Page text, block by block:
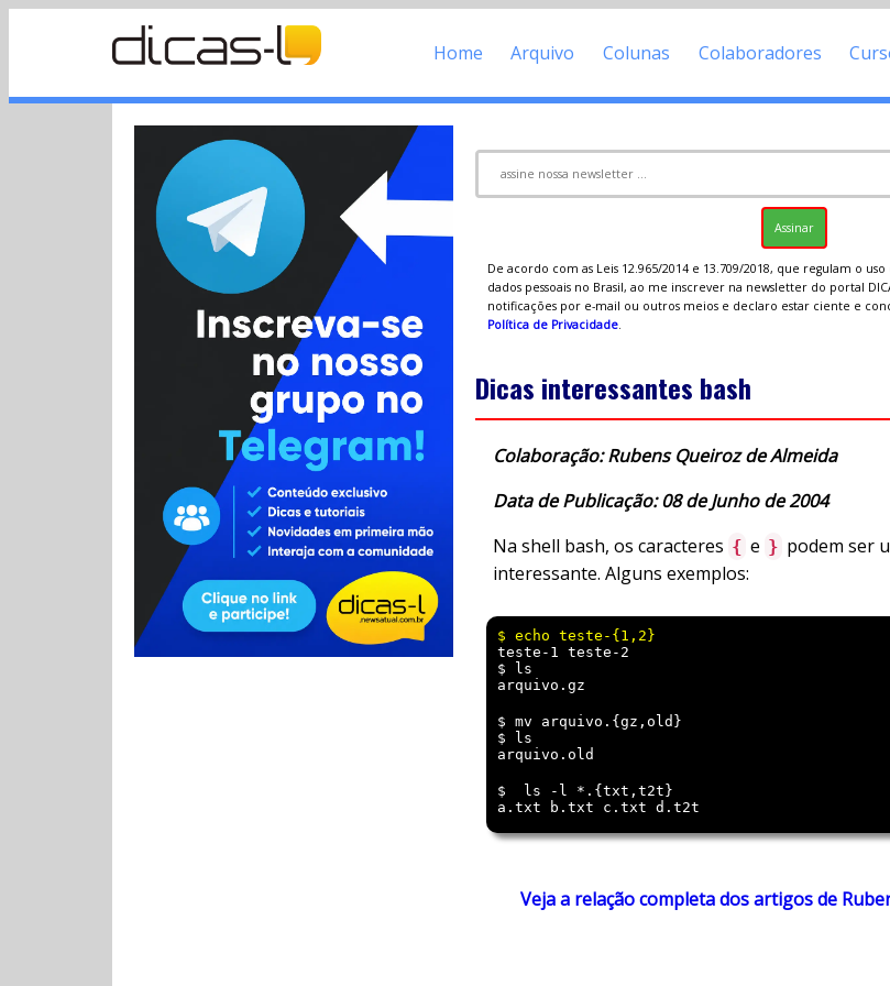
Home Arquivo Colunas Colaboradores
De acordo com as Leis 12.965/2014 e 13.709/2018, que regulam o
dados pessoais no Brasil, ao me inscrever na newsletter do portal
notificações por e-mail ou outros meios e declaro estar ciente e
Política de Privacidade.
Dicas interessantes bash
Colaboração: Rubens Queiroz de Almeida
Data de Publicação: 08 de Junho de 2004
Na shell bash, os caracteres { e } podem ser
interessante. Alguns exemplos:
teste-1 teste-2
arquivo.gz
$ mv arquivo.{gz,old}
arquivo.old
a.txt b.txt c.txt d.t2t
Veja a relação completa dos artigos de